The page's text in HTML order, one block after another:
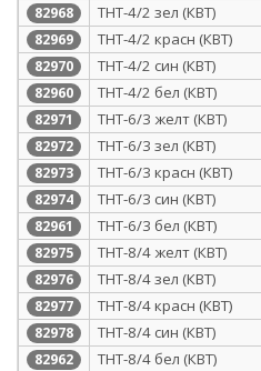
82968 ТНТ-4/2 зел (КВТ)
82969 ТНТ-4/2 красн (КВТ)
82970 ТНТ-4/2 син (КВТ)
82960 ТНТ-4/2 бел (КВТ)
82971 ТНТ-6/3 желт (КВТ)
82972 ТНТ-6/3 зел (КВТ)
82973 ТНТ-6/3 красн (КВТ)
82974 ТНТ-6/3 син (КВТ)
82961 ТНТ-6/3 бел (КВТ)
82975 ТНТ-8/4 желт (КВТ)
82976 ТНТ-8/4 зел (КВТ)
82977 ТНТ-8/4 красн (КВТ)
82978 ТНТ-8/4 син (КВТ)
82962 ТНТ-8/4 бел (КВТ)